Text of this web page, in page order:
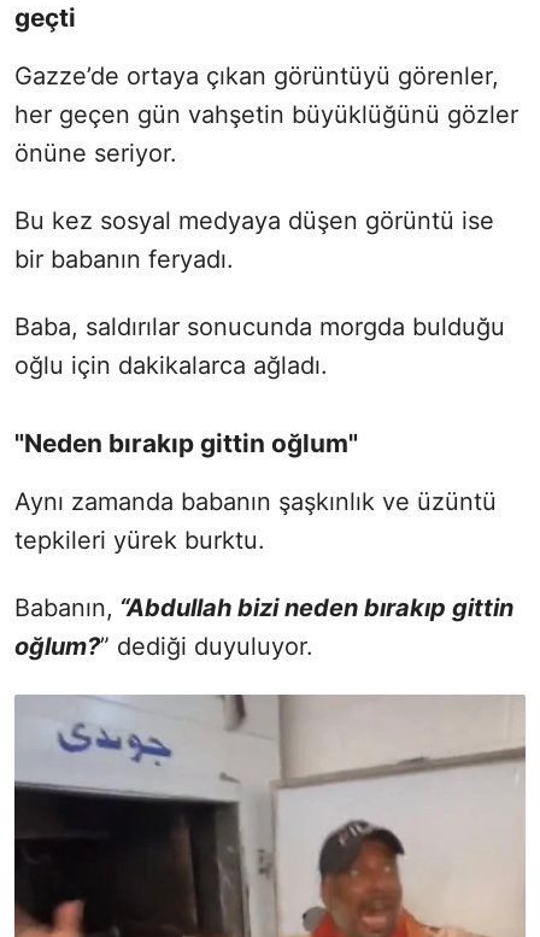
geçti
Gazze’de ortaya çıkan görüntüyü görenler,
her geçen gün vahşetin büyüklüğünü gözler
önüne seriyor.
Bu kez sosyal medyaya düşen görüntü ise
bir babanın feryadı.
Baba, saldırılar sonucunda morgda bulduğu
oğlu için dakikalarca ağladı.
"Neden bırakıp gittin oğlum"
Aynı zamanda babanın şaşkınlık ve üzüntü
tepkileri yürek burktu.
Babanın, “Abdullah bizi neden bırakıp gittin
oğlum?” dediği duyuluyor.